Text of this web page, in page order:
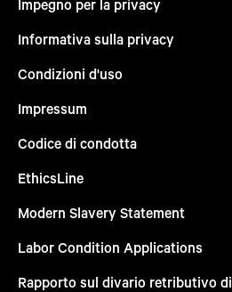
Informativa sulla privacy
Condizioni d'uso
Impressum
Codice di condotta
EthicsLine
Modern Slavery Statement
Labor Condition Applications
Rapporto sul divario retributivo di